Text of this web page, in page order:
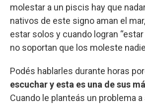
molestar a un piscis hay que
nativos de este signo aman el
estar solos y cuando logran
no soportan que los moleste
Podés hablarles durante horas
escuchar y esta es una de sus
Cuando le planteás un problema